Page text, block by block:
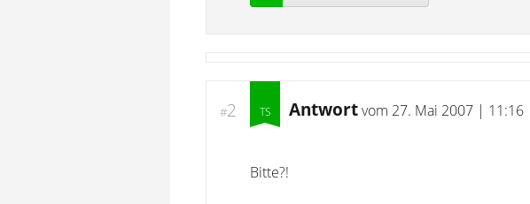
#2 Antwortvom 27. Mai 2007 | 11:16
Bitte?!